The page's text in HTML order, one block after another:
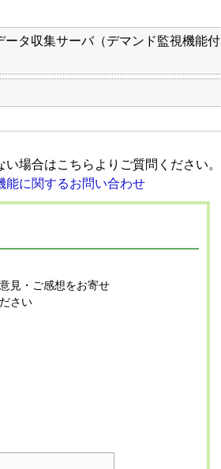
ータ収集サーバ（デマンド監視機能付
い場合はこちらよりご質問ください。
見・ご感想をお寄せ
さい